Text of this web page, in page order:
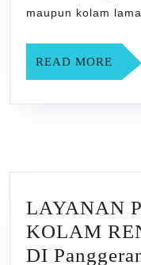
maupun kolam lama
READ MORE READ
LAYANAN
KOLAM
DI